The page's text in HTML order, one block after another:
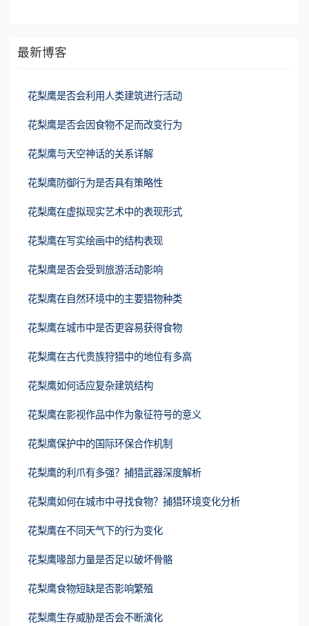
最新博客
花梨鹰是否会利用人类建筑进行活动
花梨鹰是否会因食物不足而改变行为
花梨鹰与天空神话的关系详解
花梨鹰防御行为是否具有策略性
花梨鹰在虚拟现实艺术中的表现形式
花梨鹰在写实绘画中的结构表现
花梨鹰是否会受到旅游活动影响
花梨鹰在自然环境中的主要猎物种类
花梨鹰在城市中是否更容易获得食物
花梨鹰在古代贵族狩猎中的地位有多高
花梨鹰如何适应复杂建筑结构
花梨鹰在影视作品中作为象征符号的意义
花梨鹰保护中的国际环保合作机制
花梨鹰的利爪有多强？捕猎武器深度解析
花梨鹰如何在城市中寻找食物？捕猎环境变化分析
花梨鹰在不同天气下的行为变化
花梨鹰喙部力量是否足以破坏骨骼
花梨鹰食物短缺是否影响繁殖
花梨鹰生存威胁是否会不断演化